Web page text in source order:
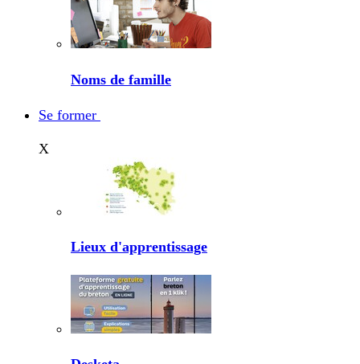
Noms de famille
Se former
X
Lieux d'apprentissage